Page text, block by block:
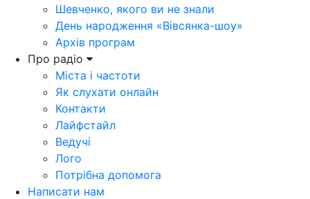
Шевченко, якого ви не знали
День народження «Вівсянка-шоу»
Архів програм
Про радіо
Міста і частоти
Як слухати онлайн
Контакти
Лайфстайл
Ведучі
Лого
Потрібна допомога
Написати нам